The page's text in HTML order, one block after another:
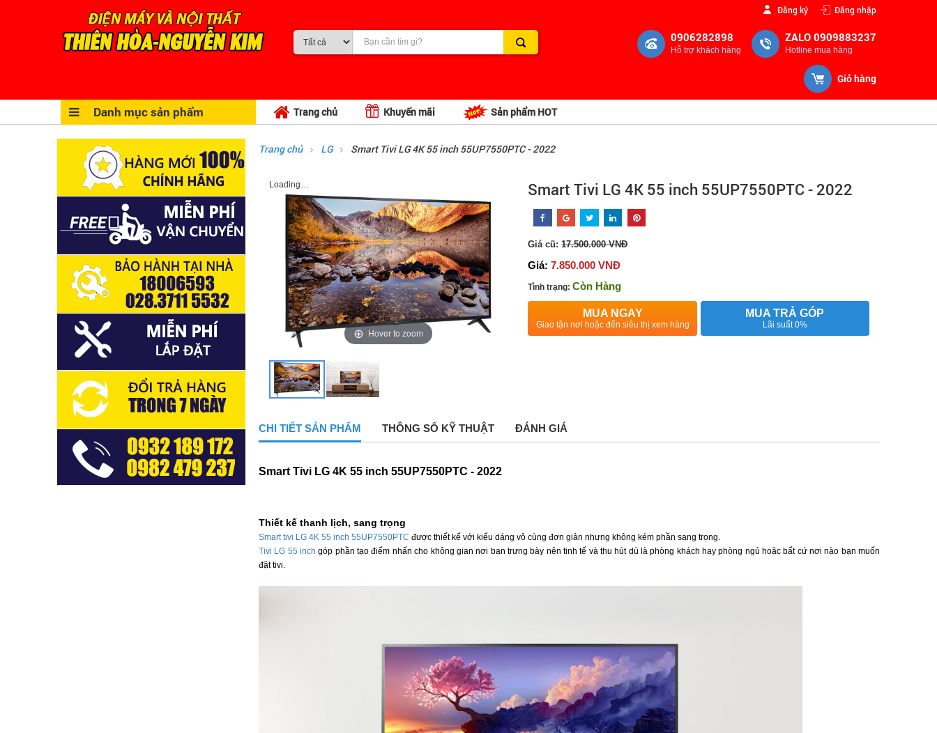
Đăng ký Đăng nhập
ZALO 0909883237
Hotline mua hàng
0906282898
Hỗ trợ khách hàng
Giỏ hàng
Danh mục sản phẩm Trang chủ Khuyến mãi Sản phẩm HOT
Trang chủ LG Smart Tivi LG 4K 55 inch 55UP7550PTC - 2022
Loading…
Hover to zoom
Smart Tivi LG 4K 55 inch 55UP7550PTC - 2022
Giá cũ: 17.500.000 VNĐ
Giá: 7.850.000 VNĐ
Tình trạng: Còn Hàng
MUA NGAY
Giao tận nơi hoặc đến siêu thị xem hàng
MUA TRẢ GÓP
Lãi suất 0%
CHI TIẾT SẢN PHẨM THÔNG SỐ KỸ THUẬT ĐÁNH GIÁ
Smart Tivi LG 4K 55 inch 55UP7550PTC - 2022
Thiết kế thanh lịch, sang trọng
Smart tivi LG 4K 55 inch 55UP7550PTC được thiết kế với kiểu dáng vô cùng đơn giản nhưng không kém phần sang trọng.
Tivi LG 55 inch góp phần tạo điểm nhấn cho không gian nơi bạn trưng bày nên tinh tế và thu hút dù là phòng khách hay phòng ngủ hoặc bất cứ nơi nào bạn muốn
đặt tivi.